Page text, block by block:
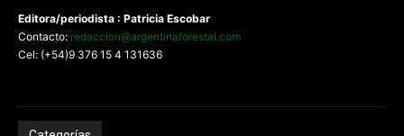
Editora/periodista : Patricia Escobar
Contacto: redaccion@argentinaforestal.com
Cel: (+54)9 376 15 4 131636